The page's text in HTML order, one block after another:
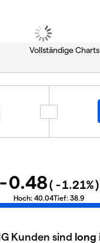
Vollständige
-0.48( -1.21%)
Hoch: 40.04Tief: 38.9
Kunden sind long